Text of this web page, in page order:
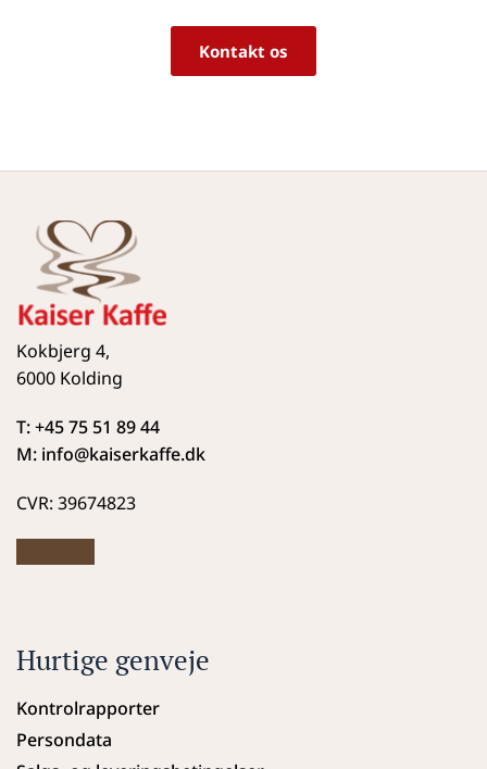
Kontakt os
Kokbjerg 4,
6000 Kolding
T: +45 75 51 89 44
M: info@kaiserkaffe.dk
CVR: 39674823
Hurtige genveje
Kontrolrapporter
Persondata